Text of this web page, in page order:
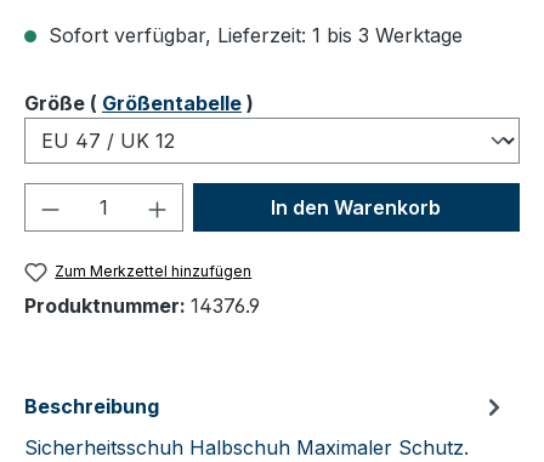
Sofort verfügbar, Lieferzeit: 1 bis 3 Werktage
Größeauswählen
( Größentabelle )
Produkt Anzahl: Gib denIn den Warenkorb
Zum Merkzettel hinzufügen
Produktnummer: 14376.9
Beschreibung
Sicherheitsschuh Halbschuh Maximaler Schutz.